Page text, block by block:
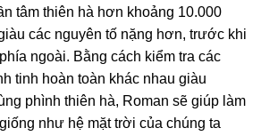
tâm thiên hà hơn khoảng 10.000
các nguyên tố nặng hơn, trước khi
ngoài. Bằng cách kiểm tra các
tinh hoàn toàn khác nhau giàu
phình thiên hà, Roman sẽ giúp làm
như hệ mặt trời của chúng ta